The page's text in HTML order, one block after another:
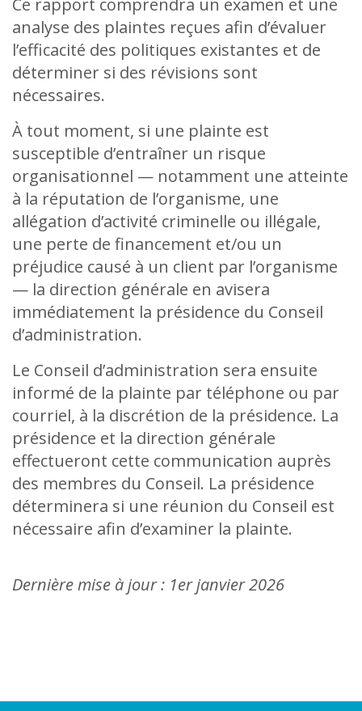
Ce rapport comprendra un examen et une
analyse des plaintes reçues afin d’évaluer
l’efficacité des politiques existantes et de
déterminer si des révisions sont
nécessaires.
À tout moment, si une plainte est
susceptible d’entraîner un risque
organisationnel — notamment une atteinte
à la réputation de l’organisme, une
allégation d’activité criminelle ou illégale,
une perte de financement et/ou un
préjudice causé à un client par l’organisme
— la direction générale en avisera
immédiatement la présidence du Conseil
d’administration.
Le Conseil d’administration sera ensuite
informé de la plainte par téléphone ou par
courriel, à la discrétion de la présidence. La
présidence et la direction générale
effectueront cette communication auprès
des membres du Conseil. La présidence
déterminera si une réunion du Conseil est
nécessaire afin d’examiner la plainte.
Dernière mise à jour : 1er janvier 2026